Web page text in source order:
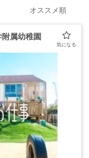
オススメ順
属幼稚園